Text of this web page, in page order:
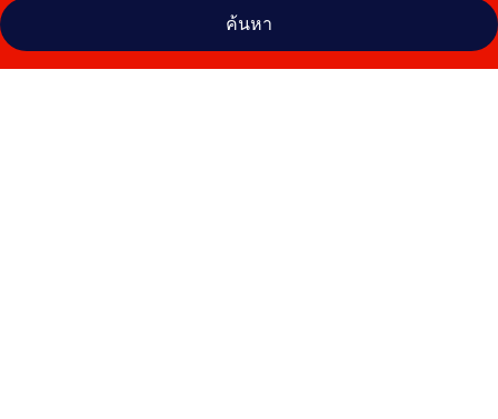
ค้นหา